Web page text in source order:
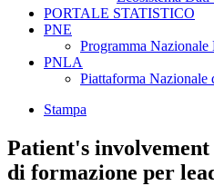
PORTALE STATISTICO
PNE
Programma Nazionale
PNLA
Piattaforma Nazionale
Stampa
Patient's
di formazione per